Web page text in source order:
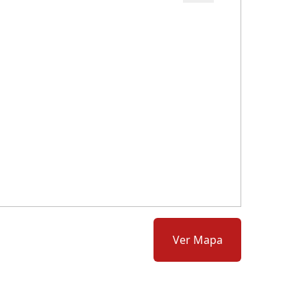
Ver Mapa